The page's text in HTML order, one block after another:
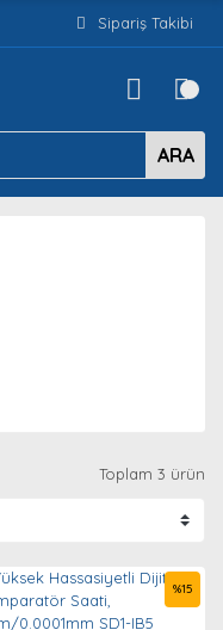
Sipariş Takibi
ARA
Toplam 3 ürün
%15